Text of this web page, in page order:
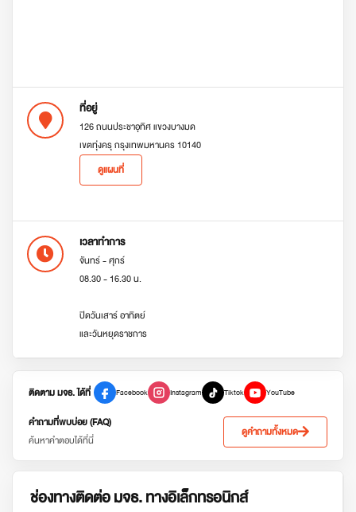
ที่อยู่
126 ถนนประชาอุทิศ แขวงบางมด
เขตทุ่งครุ กรุงเทพมหานคร 10140
ดูแผนที่
เวลาทำการ
จันทร์ - ศุกร์
08.30 - 16.30 น.
ปิดวันเสาร์ อาทิตย์
และวันหยุดราชการ
ติดตาม มจธ. ได้ที่ Facebook Instagram Tiktok YouTube
คำถามที่พบบ่อย (FAQ)
ค้นหาคำตอบได้ที่นี่
ดูคำถามทั้งหมด
ช่องทางติดต่อ มจธ. ทางอิเล็กทรอนิกส์